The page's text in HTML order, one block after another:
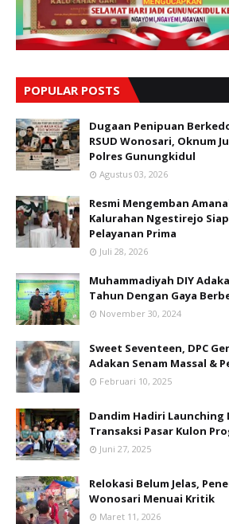
POPULAR POSTS
Dugaan Penipuan
RSUD Wonosari, Oknum
Polres Gunungkidul
Agustus 03, 2026
Resmi Mengemban
Kalurahan Ngestirejo
Pelayanan Prima
Juli 28, 2026
Muhammadiyah DIY
Tahun Dengan Gaya
November 30, 2024
Sweet Seventeen, DPC
Adakan Senam Massal &
Februari 10, 2025
Dandim Hadiri Launching
Transaksi Pasar Kulon
Juni 27, 2025
Relokasi Belum Jelas,
Wonosari Menuai Kritik
Maret 11, 2026